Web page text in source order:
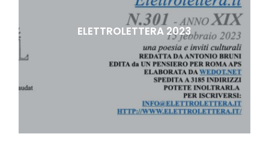
ELETTROLETTERA 2023